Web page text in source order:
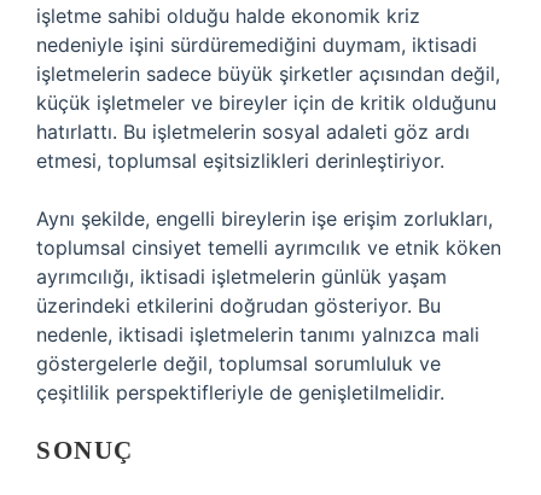
işletme sahibi olduğu halde ekonomik kriz
nedeniyle işini sürdüremediğini duymam, iktisadi
işletmelerin sadece büyük şirketler açısından değil,
küçük işletmeler ve bireyler için de kritik olduğunu
hatırlattı. Bu işletmelerin sosyal adaleti göz ardı
etmesi, toplumsal eşitsizlikleri derinleştiriyor.
Aynı şekilde, engelli bireylerin işe erişim zorlukları,
toplumsal cinsiyet temelli ayrımcılık ve etnik köken
ayrımcılığı, iktisadi işletmelerin günlük yaşam
üzerindeki etkilerini doğrudan gösteriyor. Bu
nedenle, iktisadi işletmelerin tanımı yalnızca mali
göstergelerle değil, toplumsal sorumluluk ve
çeşitlilik perspektifleriyle de genişletilmelidir.
SONUÇ